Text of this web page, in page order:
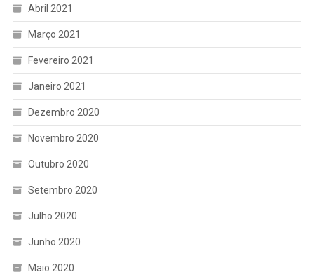
Abril 2021
Março 2021
Fevereiro 2021
Janeiro 2021
Dezembro 2020
Novembro 2020
Outubro 2020
Setembro 2020
Julho 2020
Junho 2020
Maio 2020